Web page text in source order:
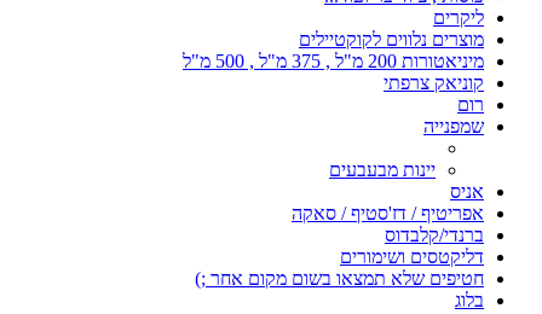
ליקרים
מוצרים נלווים לקוקטיילים
מיניאטורות 200 מ"ל , 375 מ"ל , 500 מ"ל
קוניאק צרפתי
רום
שמפנייה
יינות מבעבעים
אניס
אפריטיף / דז'סטיף / סאקה
ברנדי/קלבדוס
דליקטסים ושימורים
חטיפים שלא תמצאו בשום מקום אחר ;)
בלוג